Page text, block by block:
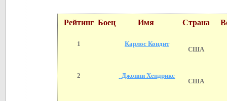
Рейтинг Боец Имя Страна
1 Карлос Кондит
США
2 Джонни Хендрикс
США